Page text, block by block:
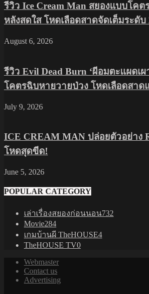
รีวิว Ice Cream Man สยองแบบโค
หลังสดใส โหดเลือดสาดจัดเต็มระดับ
August 6, 2026
รีวิว Evil Dead Burn ‘ผีอมตะแผดเ
โคตรฉิบหายวายป่วง โหดเลือดสาด
July 9, 2026
ICE CREAM MAN ปล่อยตัวอย่าง
โหดสุดขีด!
June 5, 2026
POPULAR CATEGORY
เล่าเรื่องสยองก่อนนอน732
Movie284
เกมบ้านผี TheHOUSE4
TheHOUSE TV0
Webmaster
Contact us
Advertising